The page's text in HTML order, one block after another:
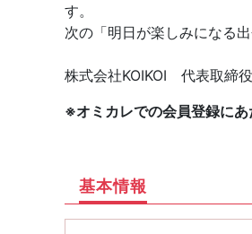
す。
次の「明日が楽しみになる
株式会社KOIKOI 代表取締
※オミカレでの会員登録にあ
基本情報